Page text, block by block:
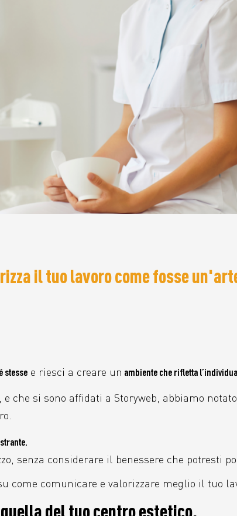
il tuo lavoro come fosse
stesse e riesci a creare un ambiente che rifletta
che si sono affidati a Storyweb, abbiamo
senza considerare il benessere che potresti
comunicare e valorizzare meglio il tuo
del tuo centro estetico.